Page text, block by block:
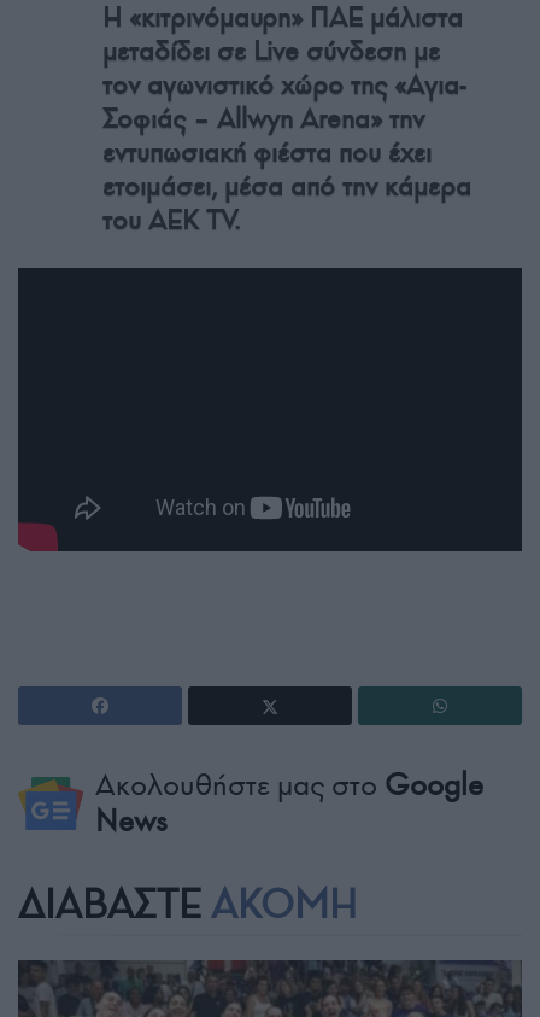
Η «κιτρινόμαυρη» ΠΑΕ μάλιστα
μεταδίδει σε Live σύνδεση με
τον αγωνιστικό χώρο της «Αγια-
Σοφιάς – Allwyn Arena» την
εντυπωσιακή φιέστα που έχει
ετοιμάσει, μέσα από την κάμερα
του AEK TV.
Ακολουθήστε μας στο Google
News
ΔΙΑΒΑΣΤΕ ΑΚΟΜΗ